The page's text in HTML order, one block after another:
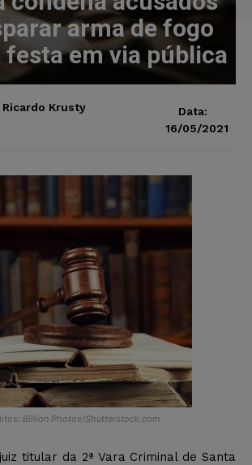
arma de fogo
em via pública
Ricardo Krusty
Data:
16/05/2021
Billion Photos/Shutterstock.com
titular da 2ª Vara Criminal de Santa